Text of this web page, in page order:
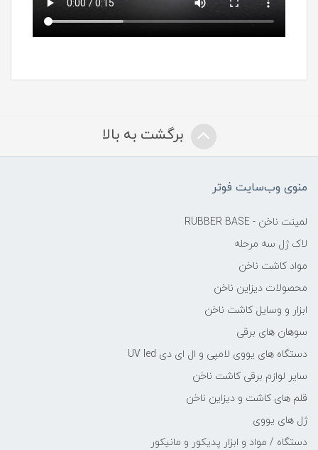
برگشت به بالا
منوی وب‌سایت فوتر
لمینت ناخن - RUBBER BASE
لاک ژل سه مرحله
مواد کاشت ناخن
محصولات دیزاین ناخن
ابزار و وسایل کاشت ناخن
سوهان های برقی
دستگاه های یووی لامپی و ال ای دی UV led
سایر لوازم برقی کاشت ناخن
قلم های کاشت و دیزاین ناخن
ژل های یووی
دستگاه / مواد و ابزار پدیکور و مانیکور